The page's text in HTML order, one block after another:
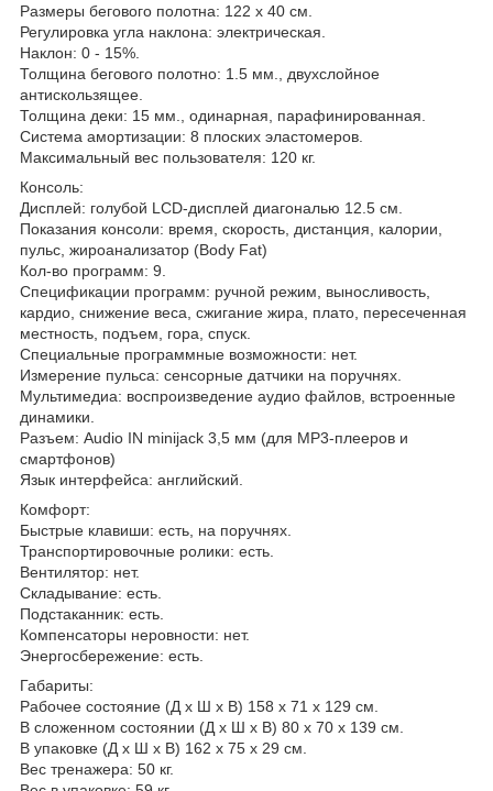
Размеры бегового полотна: 122 x 40 см.
Регулировка угла наклона: электрическая.
Наклон: 0 - 15%.
Толщина бегового полотно: 1.5 мм., двухслойное
антискользящее.
Толщина деки: 15 мм., одинарная, парафинированная.
Система амортизации: 8 плоских эластомеров.
Максимальный вес пользователя: 120 кг.
Консоль:
Дисплей: голубой LCD-дисплей диагональю 12.5 см.
Показания консоли: время, скорость, дистанция, калории,
пульс, жироанализатор (Body Fat)
Кол-во программ: 9.
Спецификации программ: ручной режим, выносливость,
кардио, снижение веса, сжигание жира, плато, пересеченная
местность, подъем, гора, спуск.
Специальные программные возможности: нет.
Измерение пульса: сенсорные датчики на поручнях.
Мультимедиа: воспроизведение аудио файлов, встроенные
динамики.
Разъем: Audio IN minijack 3,5 мм (для MP3-плееров и
смартфонов)
Язык интерфейса: английский.
Комфорт:
Быстрые клавиши: есть, на поручнях.
Транспортировочные ролики: есть.
Вентилятор: нет.
Складывание: есть.
Подстаканник: есть.
Компенсаторы неровности: нет.
Энергосбережение: есть.
Габариты:
Рабочее состояние (Д х Ш х В) 158 x 71 x 129 см.
В сложенном состоянии (Д х Ш х В) 80 x 70 x 139 см.
В упаковке (Д х Ш х В) 162 х 75 х 29 см.
Вес тренажера: 50 кг.